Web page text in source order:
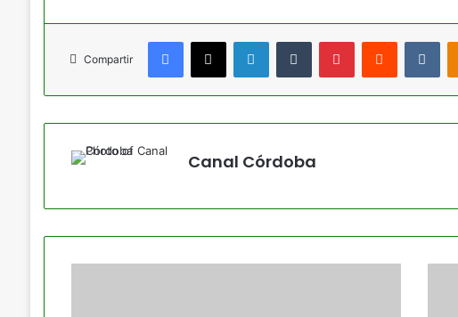
Compartir
Facebook
X LinkedInTumblr PinterestReddit
Canal Córdoba